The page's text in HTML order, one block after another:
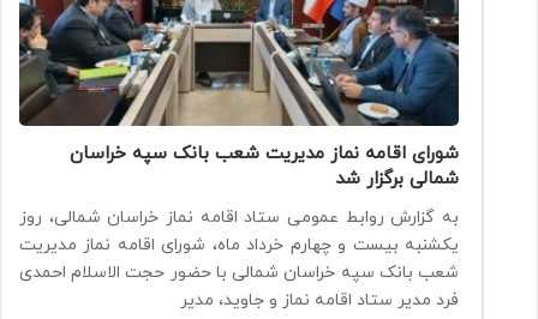
شورای اقامه نماز مدیریت شعب بانک سپه خراسان
شمالی برگزار شد
به گزارش روابط عمومی ستاد اقامه نماز خراسان شمالی، روز
یکشنبه بیست و چهارم خرداد ماه، شورای اقامه نماز مدیریت
شعب بانک سپه خراسان شمالی با حضور حجت الاسلام احمدی
فرد مدیر ستاد اقامه نماز و جاوید، مدیر